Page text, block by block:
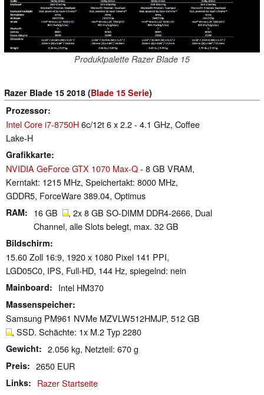
Produktpalette Razer Blade 15
Razer Blade 15 2018 (Blade 15 Serie)
Prozessor
Intel Core i7-8750H6c/12t 6 x 2.2 - 4.1 GHz, Coffee
Lake-H
Grafikkarte
NVIDIA GeForce GTX 1070 Max-Q- 8 GB VRAM,
Kerntakt: 1215 MHz, Speichertakt: 8000 MHz,
GDDR5, ForceWare 389.04, Optimus
RAM 16 GB
, 2x 8 GB SO-DIMM DDR4-2666, Dual
Channel, alle Slots belegt, max. 32 GB
Bildschirm
15.60 Zoll 16:9, 1920 x 1080 Pixel 141 PPI,
LGD05C0, IPS, Full-HD, 144 Hz, spiegelnd: nein
Mainboard Intel HM370
Massenspeicher
Samsung PM961 NVMe MZVLW512HMJP, 512 GB
, SSD. Schächte: 1x M.2 Typ 2280
Gewicht 2.056 kg, Netzteil: 670 g
Preis 2650 EUR
Links Razer Startseite